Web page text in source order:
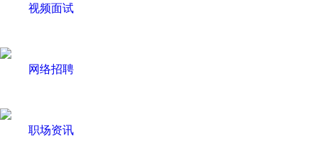
视频面试
网络招聘
职场资讯